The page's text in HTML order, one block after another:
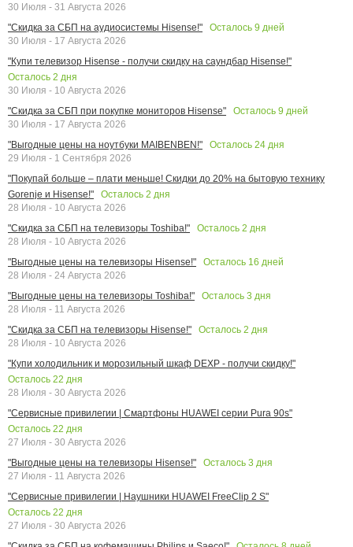
30 Июля - 31 Августа 2026
"Скидка за СБП на аудиосистемы Hisense!"
Осталось 9 дней
30 Июля - 17 Августа 2026
"Купи телевизор Hisense - получи скидку на саундбар Hisense!"
Осталось 2 дня
30 Июля - 10 Августа 2026
"Скидка за СБП при покупке мониторов Hisense"
Осталось 9 дней
30 Июля - 17 Августа 2026
"Выгодные цены на ноутбуки MAIBENBEN!"
Осталось 24 дня
29 Июля - 1 Сентября 2026
"Покупай больше – плати меньше! Скидки до 20% на бытовую технику
Gorenje и Hisense!"
Осталось 2 дня
28 Июля - 10 Августа 2026
"Скидка за СБП на телевизоры Toshiba!"
Осталось 2 дня
28 Июля - 10 Августа 2026
"Выгодные цены на телевизоры Hisense!"
Осталось 16 дней
28 Июля - 24 Августа 2026
"Выгодные цены на телевизоры Toshiba!"
Осталось 3 дня
28 Июля - 11 Августа 2026
"Скидка за СБП на телевизоры Hisense!"
Осталось 2 дня
28 Июля - 10 Августа 2026
"Купи холодильник и морозильный шкаф DEXP - получи скидку!"
Осталось 22 дня
28 Июля - 30 Августа 2026
"Сервисные привилегии | Смартфоны HUAWEI серии Pura 90s"
Осталось 22 дня
27 Июля - 30 Августа 2026
"Выгодные цены на телевизоры Hisense!"
Осталось 3 дня
27 Июля - 11 Августа 2026
"Сервисные привилегии | Наушники HUAWEI FreeClip 2 S"
Осталось 22 дня
27 Июля - 30 Августа 2026